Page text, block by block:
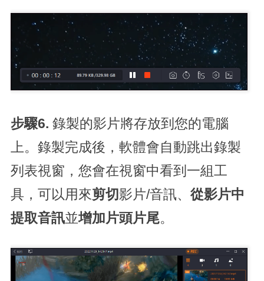
步驟6. 錄製的影片將存放到您的電腦
上。錄製完成後，軟體會自動跳出錄製
列表視窗，您會在視窗中看到一組工
具，可以用來剪切影片/音訊、 從影片中
提取音訊並增加片頭片尾。